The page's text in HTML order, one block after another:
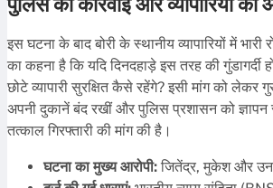
इस घटना के बाद बोरी के स्थानीय व्यापारियों में भारी
का कहना है कि यदि दिनदहाड़े इस तरह की गुंडागर्दी
छोटे व्यापारी सुरक्षित कैसे रहेंगे? इसी मांग को लेकर
अपनी दुकानें बंद रखीं और पुलिस प्रशासन को ज्ञापन
तत्काल गिरफ्तारी की मांग की है।
घटना का मुख्य आरोपी: जितेंद्र, मुकेश और